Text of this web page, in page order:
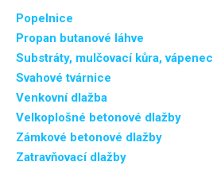
Popelnice
Propan butanové láhve
Substráty, mulčovací kůra, vápenec
Svahové tvárnice
Venkovní dlažba
Velkoplošné betonové dlažby
Zámkové betonové dlažby
Zatravňovací dlažby